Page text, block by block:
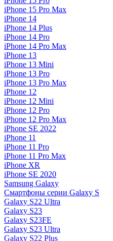
iPhone 15 Pro Max
iPhone 14
iPhone 14 Plus
iPhone 14 Pro
iPhone 14 Pro Max
iPhone 13
iPhone 13 Mini
iPhone 13 Pro
iPhone 13 Pro Max
iPhone 12
iPhone 12 Mini
iPhone 12 Pro
iPhone 12 Pro Max
iPhone SE 2022
iPhone 11
iPhone 11 Pro
iPhone 11 Pro Max
iPhone XR
iPhone SE 2020
Samsung Galaxy
Смартфоны серии Galaxy S
Galaxy S22 Ultra
Galaxy S23
Galaxy S23FE
Galaxy S23 Ultra
Galaxy S22 Plus